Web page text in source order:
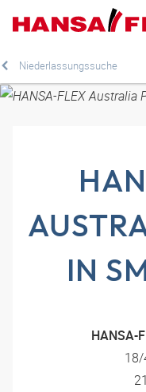
Niederlassungssuche
IN
HANSA-
18/